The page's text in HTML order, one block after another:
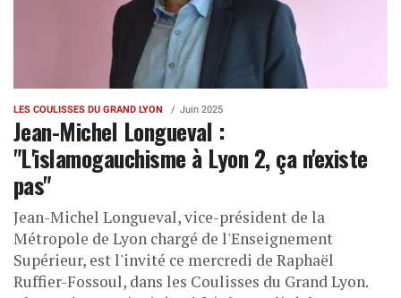
LES COULISSES DU GRAND LYON Juin 2025
Jean-Michel Longueval :
"L'islamogauchisme à Lyon 2, ça n'existe
pas"
Jean-Michel Longueval, vice-président de la
Métropole de Lyon chargé de l'Enseignement
Supérieur, est l'invité ce mercredi de Raphaël
Ruffier-Fossoul, dans les Coulisses du Grand Lyon.